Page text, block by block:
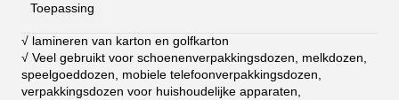
Toepassing
√ lamineren van karton en golfkarton
√ Veel gebruikt voor schoenenverpakkingsdozen, melkdozen,
speelgoeddozen, mobiele telefoonverpakkingsdozen,
verpakkingsdozen voor huishoudelijke apparaten,